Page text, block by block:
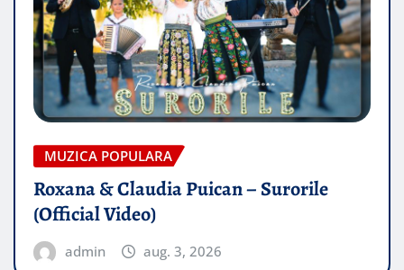
MUZICA POPULARA
Roxana & Claudia Puican – Surorile
(Official Video)
admin aug. 3, 2026